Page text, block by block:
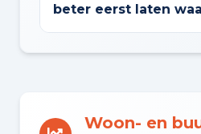
beter eerst laten
Woon- en